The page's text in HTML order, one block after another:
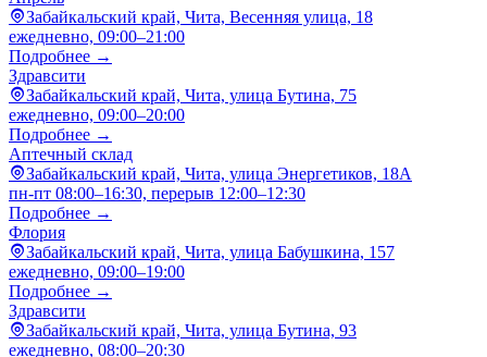
Забайкальский край, Чита, Весенняя улица, 18
ежедневно, 09:00–21:00
Подробнее →
Здравсити
Забайкальский край, Чита, улица Бутина, 75
ежедневно, 09:00–20:00
Подробнее →
Аптечный склад
Забайкальский край, Чита, улица Энергетиков, 18А
пн-пт 08:00–16:30, перерыв 12:00–12:30
Подробнее →
Флория
Забайкальский край, Чита, улица Бабушкина, 157
ежедневно, 09:00–19:00
Подробнее →
Здравсити
Забайкальский край, Чита, улица Бутина, 93
ежедневно, 08:00–20:30